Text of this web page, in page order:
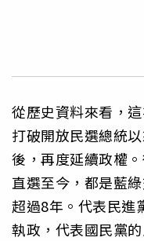
從歷史資料來看，
打破開放民選總統
後，再度延續政權
直選至今，都是藍
超過8年。代表民進
執政，代表國民黨